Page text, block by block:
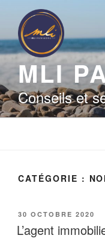
contenu
principal
MLI
Conseils et
CATÉGORIE :
PUBLIÉ
LE
30 OCTOBRE 2020
L’agent